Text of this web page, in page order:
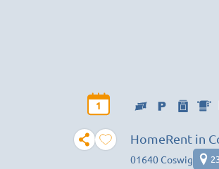
1
HomeRent in
72927-coswig
01640 Coswig